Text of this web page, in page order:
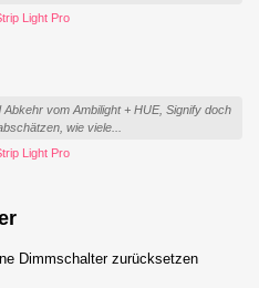
Light Pro
vom Ambilight + HUE, Signify doch
wie viele...
Light Pro
Dimmschalter zurücksetzen